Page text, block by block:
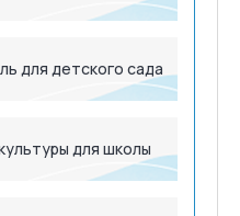
для детского сада
для школы